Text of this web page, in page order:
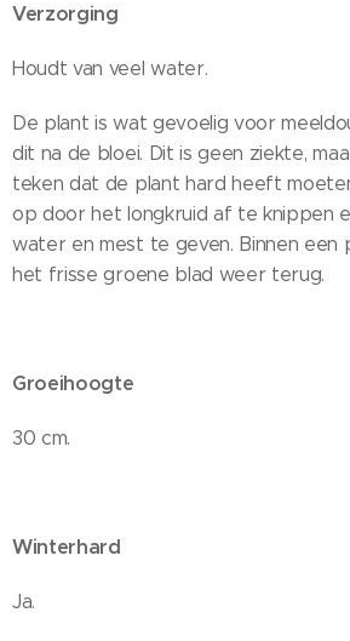
Verzorging
Houdt van veel water.
De plant is wat gevoelig voor
dit na de bloei. Dit is geen ziekte,
teken dat de plant hard heeft
op door het longkruid af te knippen
water en mest te geven. Binnen een
het frisse groene blad weer terug.
Groeihoogte
30 cm.
Winterhard
Ja.